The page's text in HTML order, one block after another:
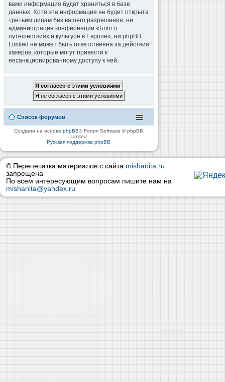
вами информация будет храниться в базе
данных. Хотя эта информация не будет открыта
третьим лицам без вашего разрешения, ни
администрация конференции «Блог о
путешествиях и культуре в Европе», ни phpBB
Limited не может быть ответственна за действия
хакеров, которые могут привести к
несанкционированному доступу к ней.
Список форумов
Создано на основеphpBB® Forum Software © phpBB
Limited
Русская поддержка phpBB
© Перепечатка материалов с сайта mishanita.ru
запрещена
По всем интересующим вопросам пишите нам на
mishanita@yandex.ru